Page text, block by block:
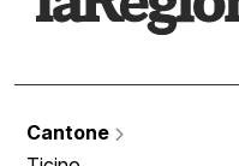
Cantone